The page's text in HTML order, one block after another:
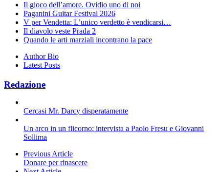
Il gioco dell’amore. Ovidio uno di noi
Paganini Guitar Festival 2026
V per Vendetta: L’unico verdetto è vendicarsi…
Il diavolo veste Prada 2
Quando le arti marziali incontrano la pace
Author Bio
Latest Posts
Redazione
Cercasi Mr. Darcy disperatamente
Un arco in un flicorno: intervista a Paolo Fresu e Giovanni
Sollima
Previous Article
Donare per rinascere